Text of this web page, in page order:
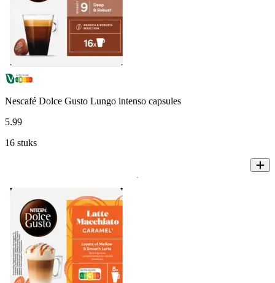
Nescafé Dolce Gusto Lungo intenso capsules
5.99
16 stuks